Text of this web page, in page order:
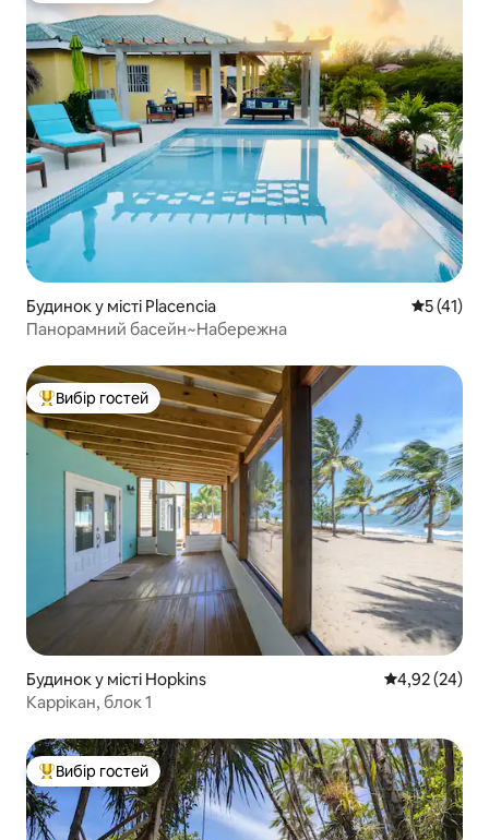
Будинок у місті Placencia Середня
5 (41)
Панорамний басейн~Набережна
Топ вибір гостей
Вибір гостей
Будинок у місті Hopkins Середня
4,92 (24)
Каррікан, блок 1
Топ вибір гостей
Вибір гостей